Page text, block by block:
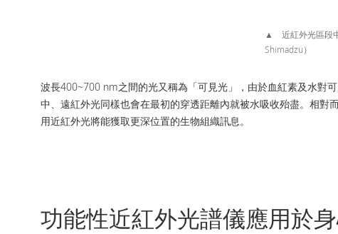
▲ 近紅外光區段中
Shimadzu）
波長400~700 nm之間的光又稱為「可見光」，由於血紅素及水對
中、遠紅外光同樣也會在最初的穿透距離內就被水吸收殆盡。相
用近紅外光將能獲取更深位置的生物組織訊息。
功能性近紅外光譜儀應用於